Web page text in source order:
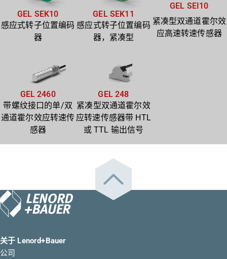
GEL SEK10
感应式转子位置编码
器
GEL SEK11
感应式转子位置编码
器，紧凑型
GEL SEI10
紧凑型双通道霍尔效
应高速转速传感器
GEL 2460
带螺纹接口的单/双
通道霍尔效应转速传
感器
GEL 248
紧凑型双通道霍尔效
应转速传感器带 HTL
或 TTL 输出信号
关于 Lenord+Bauer
公司